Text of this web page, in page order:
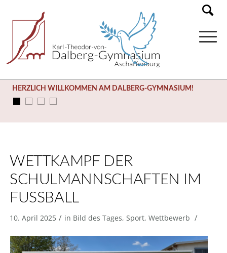
HERZLICH WILLKOMMEN AM DALBERG-GYMNASIUM!
WETTKAMPF DER
SCHULMANNSCHAFTEN IM
FUSSBALL
10. April 2025 / in Bild des Tages, Sport, Wettbewerb /